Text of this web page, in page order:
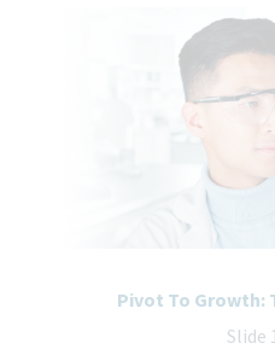
Pivot To Growth:
Slide